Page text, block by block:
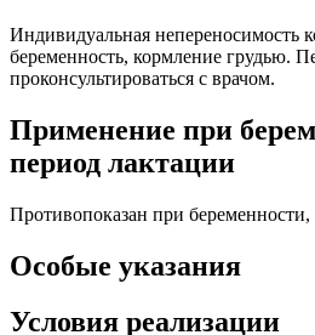
Индивидуальная непереносимость
беременность, кормление грудью.
проконсультироваться с врачом.
Применение при
период лактации
Противопоказан при
Особые указания
Условия реализации